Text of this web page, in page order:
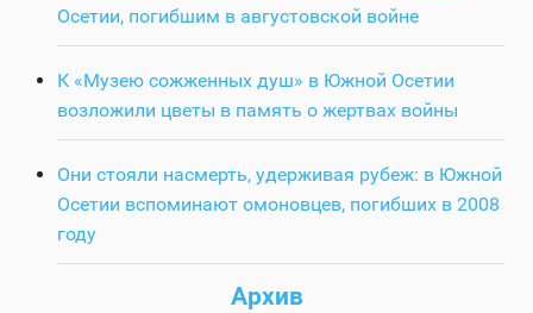
Осетии, погибшим в августовской войне
К «Музею сожженных душ» в Южной Осетии
возложили цветы в память о жертвах войны
Они стояли насмерть, удерживая рубеж: в Южной
Осетии вспоминают омоновцев, погибших в 2008
году
Архив